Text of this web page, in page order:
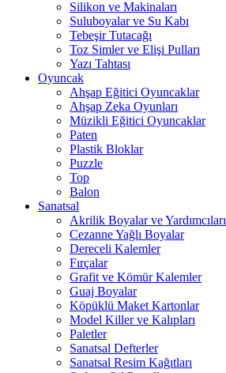
Silikon ve Makinaları
Suluboyalar ve Su Kabı
Tebeşir Tutacağı
Toz Simler ve Elişi Pulları
Yazı Tahtası
Oyuncak
Ahşap Eğitici Oyuncaklar
Ahşap Zeka Oyunları
Müzikli Eğitici Oyuncaklar
Paten
Plastik Bloklar
Puzzle
Top
Balon
Sanatsal
Akrilik Boyalar ve Yardımcıları
Cezanne Yağlı Boyalar
Dereceli Kalemler
Fırçalar
Grafit ve Kömür Kalemler
Guaj Boyalar
Köpüklü Maket Kartonlar
Model Killer ve Kalıpları
Paletler
Sanatsal Defterler
Sanatsal Resim Kağıtları